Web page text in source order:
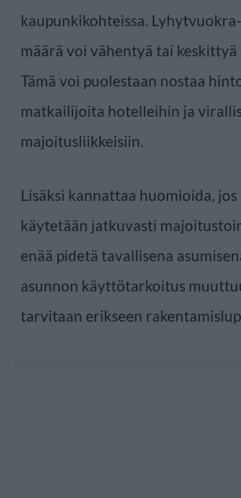
kaupunkikohteissa.
määrä voi vähentyä tai keskittyä
Tämä voi puolestaan nostaa
matkailijoita hotelleihin ja
majoitusliikkeisiin.
Lisäksi kannattaa huomioida, jos
käytetään jatkuvasti
enää pidetä tavallisena
asunnon käyttötarkoitus
tarvitaan erikseen